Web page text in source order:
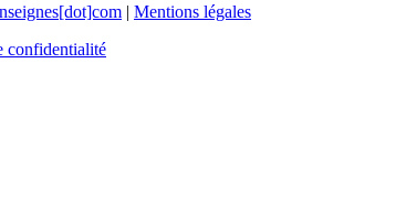
| Mentions légales
confidentialité